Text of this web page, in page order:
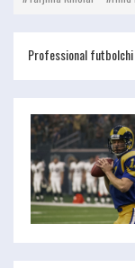
Professional